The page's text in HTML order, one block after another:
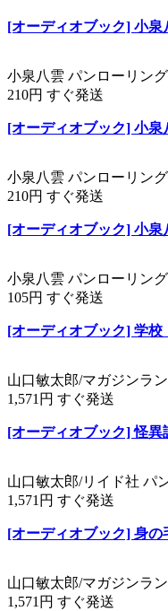
[オーディオブック] 小泉
小泉八雲 パンローリング
210円 すぐ発送
[オーディオブック] 小泉
小泉八雲 パンローリング
210円 すぐ発送
[オーディオブック] 小泉
小泉八雲 パンローリング
105円 すぐ発送
[オーディオブック] 学校
山口敏太郎/マガジンラ
1,571円 すぐ発送
[オーディオブック] 怪異
山口敏太郎/リイド社 パ
1,571円 すぐ発送
[オーディオブック] 身
山口敏太郎/マガジンラ
1,571円 すぐ発送